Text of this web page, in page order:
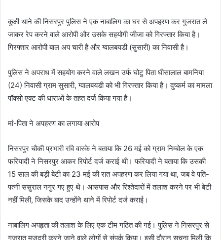
कुक्षी थाने की निसरपुर पुलिस ने एक नाबालिग का घर से अपहरण कर गुजरात ले
जाकर रेप करने वाले आरोपी और उसके सहयोगी जीजा को गिरफ्तार किया है।
गिरफ्तार आरोपी बाल अप चारी है और ग्वालबयडी (सुसारी) का निवासी है।
पुलिस ने अपराध में सहयोग करने वाले लखन उर्फ घोटु पिता घीसालाल बामनिया
(24) निवासी ग्राम सुसारी, ग्वालबयडी को भी गिरफ्तार किया है। दुष्कर्म का मामला
पॉक्सो एक्ट की धाराओं के तहत दर्ज किया गया है।
मां-पिता ने अपहरण का लगाया आरोप
निसरपुर चौकी प्रभारी रवि वास्के ने बताया कि 26 मई को ग्राम निम्बोल के एक
फरियादी ने निसरपुर आकर रिपोर्ट दर्ज कराई थी। फरियादी ने बताया कि उसकी
15 साल की बड़ी बेटी का 23 मई की रात अपहरण कर लिया गया था, जब वे पति-
पत्नी ससुराल नगुर गए हुए थे। आसपास और रिश्तेदारों में तलाश करने पर भी बेटी
नहीं मिली, जिसके बाद उन्होंने थाने में रिपोर्ट दर्ज कराई।
नाबालिग अपहृता की तलाश के लिए एक टीम गठित की गई। पुलिस ने निसरपुर से
गुजरात मजदूरी करने जाने वाले लोगों से संपर्क किया। इसी दौरान सूचना मिली कि